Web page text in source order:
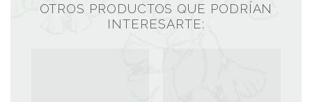
OTROS PRODUCTOS QUE PODRÍAN
INTERESARTE: